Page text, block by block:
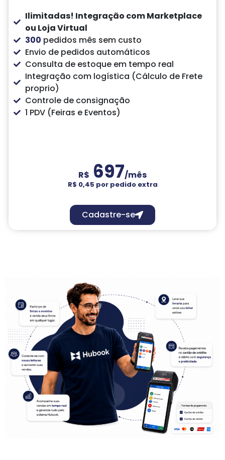
Ilimitadas! Integração com Marketplace
ou Loja Virtual
300 pedidos mês sem custo
Envio de pedidos automáticos
Consulta de estoque em tempo real
Integração com logística (Cálculo de Frete
proprio)
Controle de consignação
1 PDV (Feiras e Eventos)
R$ 697/mês
R$ 0,45 por pedido extra
Cadastre-se